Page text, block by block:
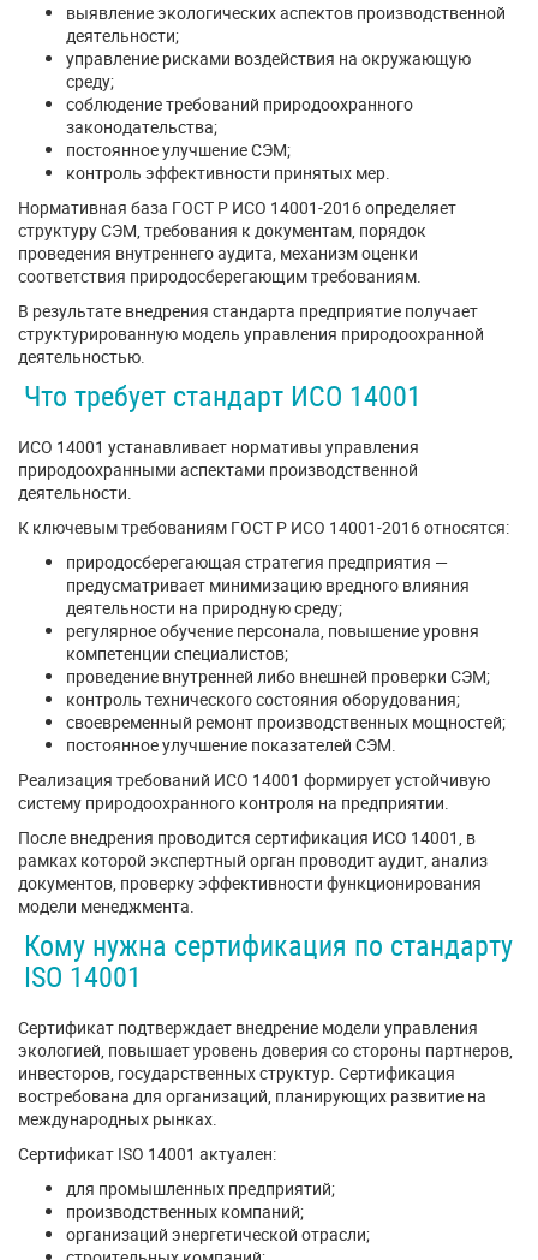
выявление экологических аспектов производственной
деятельности;
управление рисками воздействия на окружающую
среду;
соблюдение требований природоохранного
законодательства;
постоянное улучшение СЭМ;
контроль эффективности принятых мер.
Нормативная база ГОСТ Р ИСО 14001-2016 определяет
структуру СЭМ, требования к документам, порядок
проведения внутреннего аудита, механизм оценки
соответствия природосберегающим требованиям.
В результате внедрения стандарта предприятие получает
структурированную модель управления природоохранной
деятельностью.
Что требует стандарт ИСО 14001
ИСО 14001 устанавливает нормативы управления
природоохранными аспектами производственной
деятельности.
К ключевым требованиям ГОСТ Р ИСО 14001-2016 относятся:
природосберегающая стратегия предприятия —
предусматривает минимизацию вредного влияния
деятельности на природную среду;
регулярное обучение персонала, повышение уровня
компетенции специалистов;
проведение внутренней либо внешней проверки СЭМ;
контроль технического состояния оборудования;
своевременный ремонт производственных мощностей;
постоянное улучшение показателей СЭМ.
Реализация требований ИСО 14001 формирует устойчивую
систему природоохранного контроля на предприятии.
После внедрения проводится сертификация ИСО 14001, в
рамках которой экспертный орган проводит аудит, анализ
документов, проверку эффективности функционирования
модели менеджмента.
Кому нужна сертификация по стандарту
ISO 14001
Сертификат подтверждает внедрение модели управления
экологией, повышает уровень доверия со стороны партнеров,
инвесторов, государственных структур. Сертификация
востребована для организаций, планирующих развитие на
международных рынках.
Сертификат ISO 14001 актуален:
для промышленных предприятий;
производственных компаний;
организаций энергетической отрасли;